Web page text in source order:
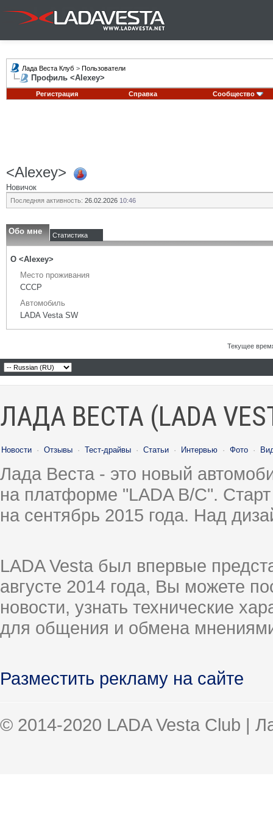
Лада Веста Клуб > Пользователи
Профиль <Alexey>
Регистрация Справка Сообщество
<Alexey>
Новичок
Последняя активность: 26.02.2026 10:46
Обо мне Статистика
О <Alexey>
Место проживания
СССР
Автомобиль
LADA Vesta SW
Текущее
ЛАДА ВЕСТА (LADA
Новости · Отзывы · Тест-драйвы · Статьи · Интервью · Фото ·
Лада Веста - это новый
на платформе "LADA B/C".
на сентябрь 2015 года. Над
LADA Vesta был впервые
августе 2014 года, Вы можете
новости, узнать технические
для общения и обмена
Разместить рекламу на сайте
© 2014-2020 LADA Vesta Club |